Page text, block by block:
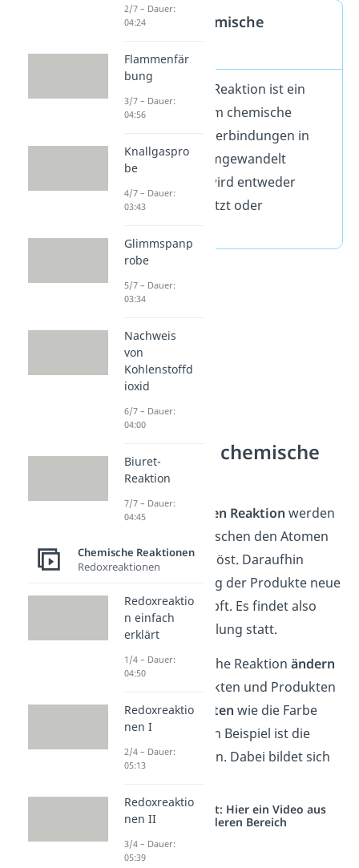
Definition chemische
Eine chemische Reaktion ist ein
Vorgang, bei dem chemische
Elemente oder Verbindungen in
andere Stoffe umgewandelt
werden. Dabei wird entweder
Energie freigesetzt oder
Was ist eine chemische
Reaktion?
In einer chemischen Reaktion werden
die Bindungen zwischen den Atomen
in den Edukten gelöst. Daraufhin
werden zur Bildung der Produkte neue
Bindungen geknüpft. Es findet also
eine Stoffumwandlung statt.
Durch die chemische Reaktionändern
sich zwischen Edukten und Produkten
häufigEigenschaften wie die Farbe
oder die Dichte. Ein Beispiel ist die
Oxidation von Eisen. Dabei bildet sich
Studyflix vernetzt: Hier ein Video aus
einem anderen Bereich
2/7 – Dauer:
04:24
Flammenfär
bung
3/7 – Dauer:
04:56
Knallgaspro
be
4/7 – Dauer:
03:43
Glimmspanp
robe
5/7 – Dauer:
03:34
Nachweis
von
Kohlenstoffd
ioxid
6/7 – Dauer:
04:00
Biuret-
Reaktion
7/7 – Dauer:
04:45
Chemische Reaktionen
Redoxreaktionen
Redoxreaktio
n einfach
erklärt
1/4 – Dauer:
04:50
Redoxreaktio
nen I
2/4 – Dauer:
05:13
Redoxreaktio
nen II
3/4 – Dauer:
05:39